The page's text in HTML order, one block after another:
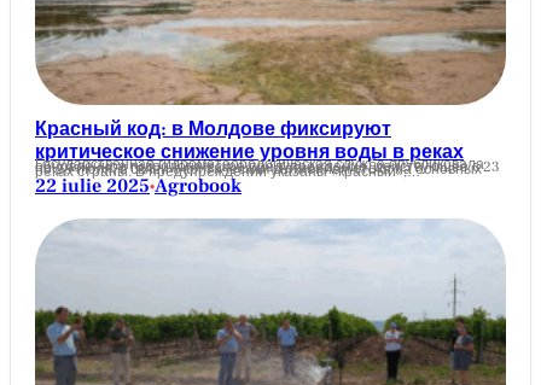
Красный код: в Молдове фиксируют
критическое снижение уровня воды в реках
Государственная гидрометеорологическая служба опубликовала обновлённое гидрологическое предупреждение, действующее с 23 по 28 июля, в связи с критическим снижением стока на основных реках страны. В предупреждении указаны «красный»,…
22 iulie 2025•Agrobook